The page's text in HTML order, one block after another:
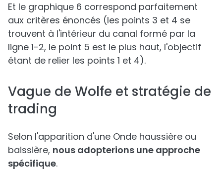
Et le graphique 6 correspond parfaitement
aux critères énoncés (les points 3 et 4 se
trouvent à l'intérieur du canal formé par la
ligne 1-2, le point 5 est le plus haut, l'objectif
étant de relier les points 1 et 4).
Vague de Wolfe et stratégie de
trading
Selon l'apparition d'une Onde haussière ou
baissière, nous adopterions une approche
spécifique.